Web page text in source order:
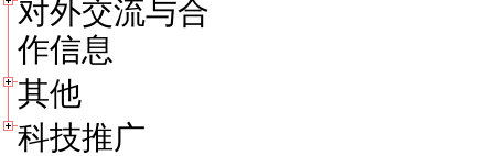
对外交流与合
作信息
其他
科技推广